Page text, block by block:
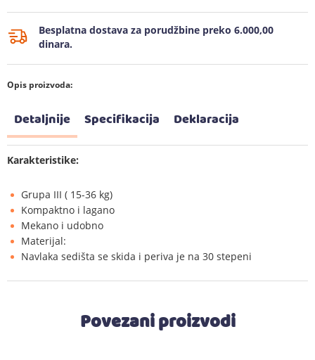
Besplatna dostava za porudžbine preko 6.000,00
dinara.
Opis proizvoda:
Detaljnije Specifikacija Deklaracija
Karakteristike:
Grupa III ( 15-36 kg)
Kompaktno i lagano
Mekano i udobno
Materijal:
Navlaka sedišta se skida i periva je na 30 stepeni
Povezani proizvodi